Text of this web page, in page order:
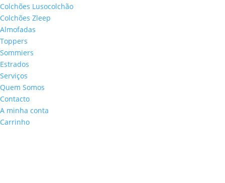
Colchões Lusocolchão
Colchões Zleep
Almofadas
Toppers
Sommiers
Estrados
Serviços
Quem Somos
Contacto
A minha conta
Carrinho